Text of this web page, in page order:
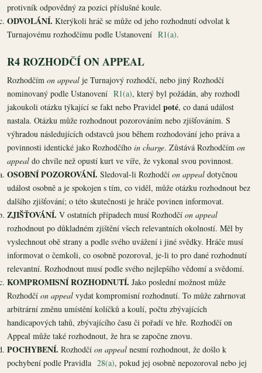
protivník odpovědný za pozici příslušné koule.
ODVOLÁNÍ. Kterýkoli hráč se může od jeho rozhodnutí odvolat k
Turnajovému rozhodčímu podle Ustanovení R1(a).
R4 ROZHODČÍ ON APPEAL
Rozhodčím on appeal je Turnajový rozhodčí, nebo jiný Rozhodčí
nominovaný podle Ustanovení R1(a), který byl požádán, aby rozhodl
jakoukoli otázku týkající se fakt nebo Pravidel poté, co daná událost
nastala. Otázku může rozhodnout pozorováním nebo zjišťováním. S
výhradou následujících odstavců jsou během rozhodování jeho práva a
povinnosti identické jako Rozhodčího in charge. Zůstává Rozhodčím on
appeal do chvíle než opustí kurt ve víře, že vykonal svou povinnost.
OSOBNÍ POZOROVÁNÍ. Sledoval-li Rozhodčí on appeal dotyčnou
událost osobně a je spokojen s tím, co viděl, může otázku rozhodnout bez
dalšího zjišťování; o této skutečnosti je hráče povinen informovat.
ZJIŠŤOVÁNÍ. V ostatních případech musí Rozhodčí on appeal
rozhodnout po důkladném zjištění všech relevantních okolností. Měl by
vyslechnout obě strany a podle svého uvážení i jiné svědky. Hráče musí
informovat o čemkoli, co osobně pozoroval, je-li to pro dané rozhodnutí
relevantní. Rozhodnout musí podle svého nejlepšího vědomí a svědomí.
KOMPROMISNÍ ROZHODNUTÍ. Jako poslední možnost může
Rozhodčí on appeal vydat kompromisní rozhodnutí. To může zahrnovat
arbitrární změnu umístění kolíčků a koulí, počtu zbývajících
handicapových tahů, zbývajícího času či pořadí ve hře. Rozhodčí on
Appeal může také rozhodnout, že hra se započne znovu.
POCHYBENÍ. Rozhodčí on appeal nesmí rozhodnout, že došlo k
pochybení podle Pravidla 28(a), pokud jej osobně nepozoroval nebo jej